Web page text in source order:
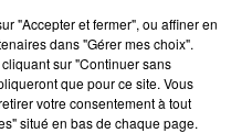
votre balade
!
"Accepter et fermer", ou affiner en
dans "Gérer mes choix".
sur "Continuer sans
que pour ce site. Vous
votre consentement à tout
situé en bas de chaque page.